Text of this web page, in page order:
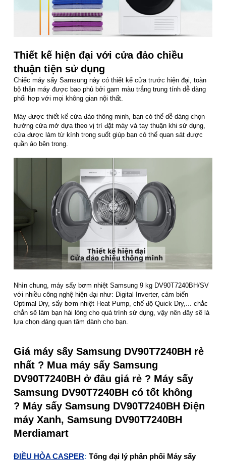
Thiết kế hiện đại với cửa đảo chiều
thuận tiện sử dụng
Chiếc máy sấy Samsung này có thiết kế cửa trước hiện đại, toàn
bộ thân máy được bao phủ bởi gam màu trắng trung tính dễ dàng
phối hợp với mọi không gian nội thất.
Máy được thiết kế cửa đảo thông minh, bạn có thể dễ dàng chọn
hướng cửa mở dựa theo vị trí đặt máy và tay thuận khi sử dụng,
cửa được làm từ kính trong suốt giúp bạn có thể quan sát được
quần áo bên trong.
Nhìn chung, máy sấy bơm nhiệt Samsung 9 kg DV90T7240BH/SV
với nhiều công nghệ hiện đại như: Digital Inverter, cảm biến
Optimal Dry, sấy bơm nhiệt Heat Pump, chế độ Quick Dry,... chắc
chắn sẽ làm bạn hài lòng cho quá trình sử dụng, vậy nên đây sẽ là
lựa chọn đáng quan tâm dành cho bạn.
Giá máy sấy Samsung DV90T7240BH rẻ
nhất ? Mua máy sấy Samsung
DV90T7240BH ở đâu giá rẻ ? Máy sấy
Samsung DV90T7240BH có tốt không
? Máy sấy Samsung DV90T7240BH Điện
máy Xanh, Samsung DV90T7240BH
Merdiamart
ĐIỀU HÒA CASPER: Tổng đại lý phân phối Máy sấy